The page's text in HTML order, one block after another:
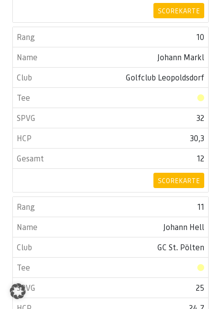
SCOREKARTE
10
Johann Markl
Golfclub Leopoldsdorf
32
30,3
12
SCOREKARTE
11
Johann Hell
GC St. Pölten
25